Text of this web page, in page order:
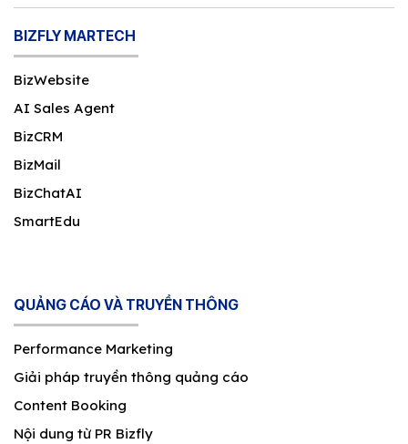
BIZFLY MARTECH
BizWebsite
AI Sales Agent
BizCRM
BizMail
BizChatAI
SmartEdu
QUẢNG CÁO VÀ TRUYỀN THÔNG
Performance Marketing
Giải pháp truyền thông quảng cáo
Content Booking
Nội dung từ PR Bizfly